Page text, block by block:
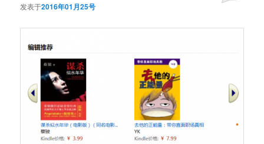
发表于2016年01月25号